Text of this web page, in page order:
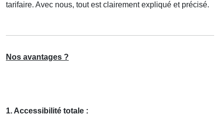
tarifaire. Avec nous, tout est clairement expliqué et précisé.
Nos avantages ?
1. Accessibilité totale :